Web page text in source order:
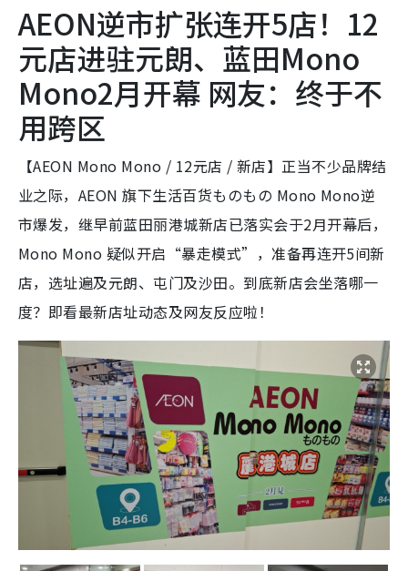
AEON逆市扩张连开5店！12
元店进驻元朗、蓝田Mono
Mono2月开幕 网友：终于不
用跨区
【AEON Mono Mono / 12元店 / 新店】正当不少品牌结
业之际，AEON 旗下生活百货ものもの Mono Mono逆
市爆发，继早前蓝田丽港城新店已落实会于2月开幕后，
Mono Mono 疑似开启“暴走模式”，准备再连开5间新
店，选址遍及元朗、屯门及沙田。到底新店会坐落哪一
度？即看最新店址动态及网友反应啦！